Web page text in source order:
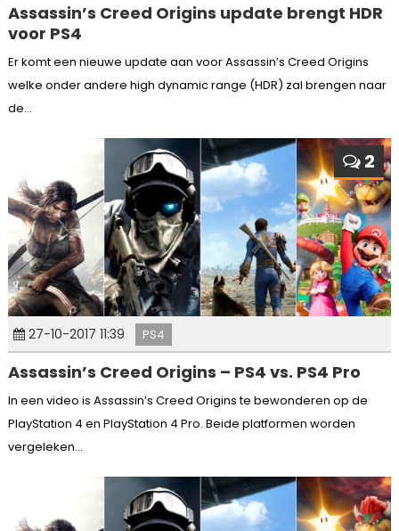
Assassin’s Creed Origins update brengt HDR
voor PS4
Er komt een nieuwe update aan voor Assassin’s Creed Origins
welke onder andere high dynamic range (HDR) zal brengen naar
de...
2
27-10-2017 11:39 PS4
Assassin’s Creed Origins – PS4 vs. PS4 Pro
In een video is Assassin’s Creed Origins te bewonderen op de
PlayStation 4 en PlayStation 4 Pro. Beide platformen worden
vergeleken...